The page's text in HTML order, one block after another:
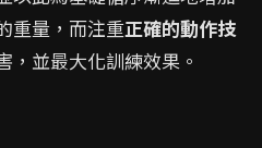
重量，而注重正確的動作技
，並最大化訓練效果。